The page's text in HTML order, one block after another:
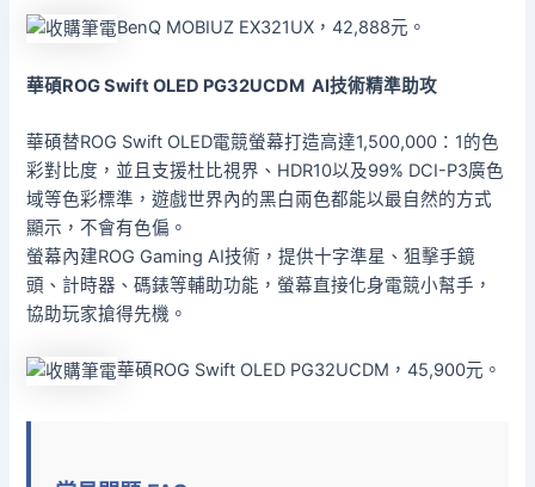
BenQ MOBIUZ EX321UX，42,888元。
華碩ROG Swift OLED PG32UCDM AI技術精準助攻
華碩替ROG Swift OLED電競螢幕打造高達1,500,000：1的色
彩對比度，並且支援杜比視界、HDR10以及99% DCI-P3廣色
域等色彩標準，遊戲世界內的黑白兩色都能以最自然的方式
顯示，不會有色偏。
螢幕內建ROG Gaming AI技術，提供十字準星、狙擊手鏡
頭、計時器、碼錶等輔助功能，螢幕直接化身電競小幫手，
協助玩家搶得先機。
華碩ROG Swift OLED PG32UCDM，45,900元。